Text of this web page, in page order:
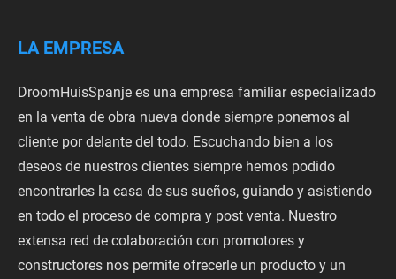
LA EMPRESA
DroomHuisSpanje es una empresa familiar especializado
en la venta de obra nueva donde siempre ponemos al
cliente por delante del todo. Escuchando bien a los
deseos de nuestros clientes siempre hemos podido
encontrarles la casa de sus sueños, guiando y asistiendo
en todo el proceso de compra y post venta. Nuestro
extensa red de colaboración con promotores y
constructores nos permite ofrecerle un producto y un